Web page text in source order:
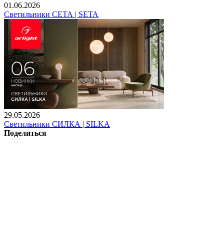
01.06.2026
Светильники СЕТА | SETA
29.05.2026
Светильники СИЛКА | SILKA
Поделиться